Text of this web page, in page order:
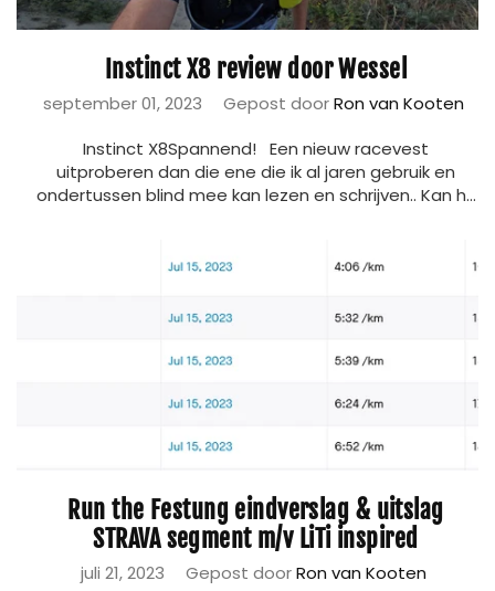
Instinct X8 review door Wessel
september 01, 2023 Gepost doorRon van Kooten
Instinct X8Spannend! Een nieuw racevest
uitproberen dan die ene die ik al jaren gebruik en
ondertussen blind mee kan lezen en schrijven.. Kan h...
Run the Festung eindverslag & uitslag
STRAVA segment m/v LiTi inspired
juli 21, 2023 Gepost doorRon van Kooten